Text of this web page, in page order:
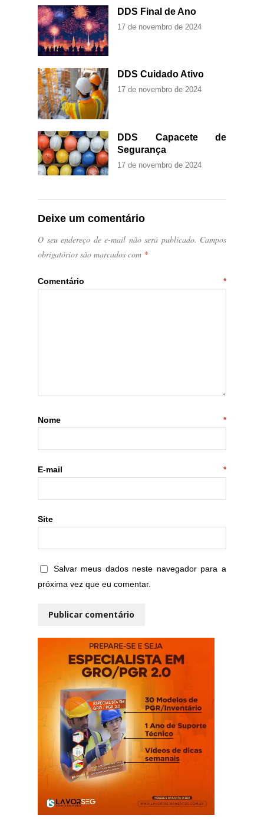
DDS Final de Ano
17 de novembro de 2024
DDS Cuidado Ativo
17 de novembro de 2024
DDS Capacete de
Segurança
17 de novembro de 2024
Deixe um comentário
O seu endereço de e-mail não será publicado. Campos
obrigatórios são marcados com *
Comentário *
Nome *
E-mail *
Site
Salvar meus dados neste navegador para a
próxima vez que eu comentar.